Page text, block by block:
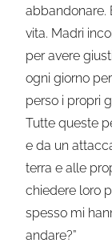
abbandonare.
vita. Madri
per avere
ogni giorno
perso i propri
Tutte queste
e da un
terra e alle
chiedere loro
spesso mi
andare?”